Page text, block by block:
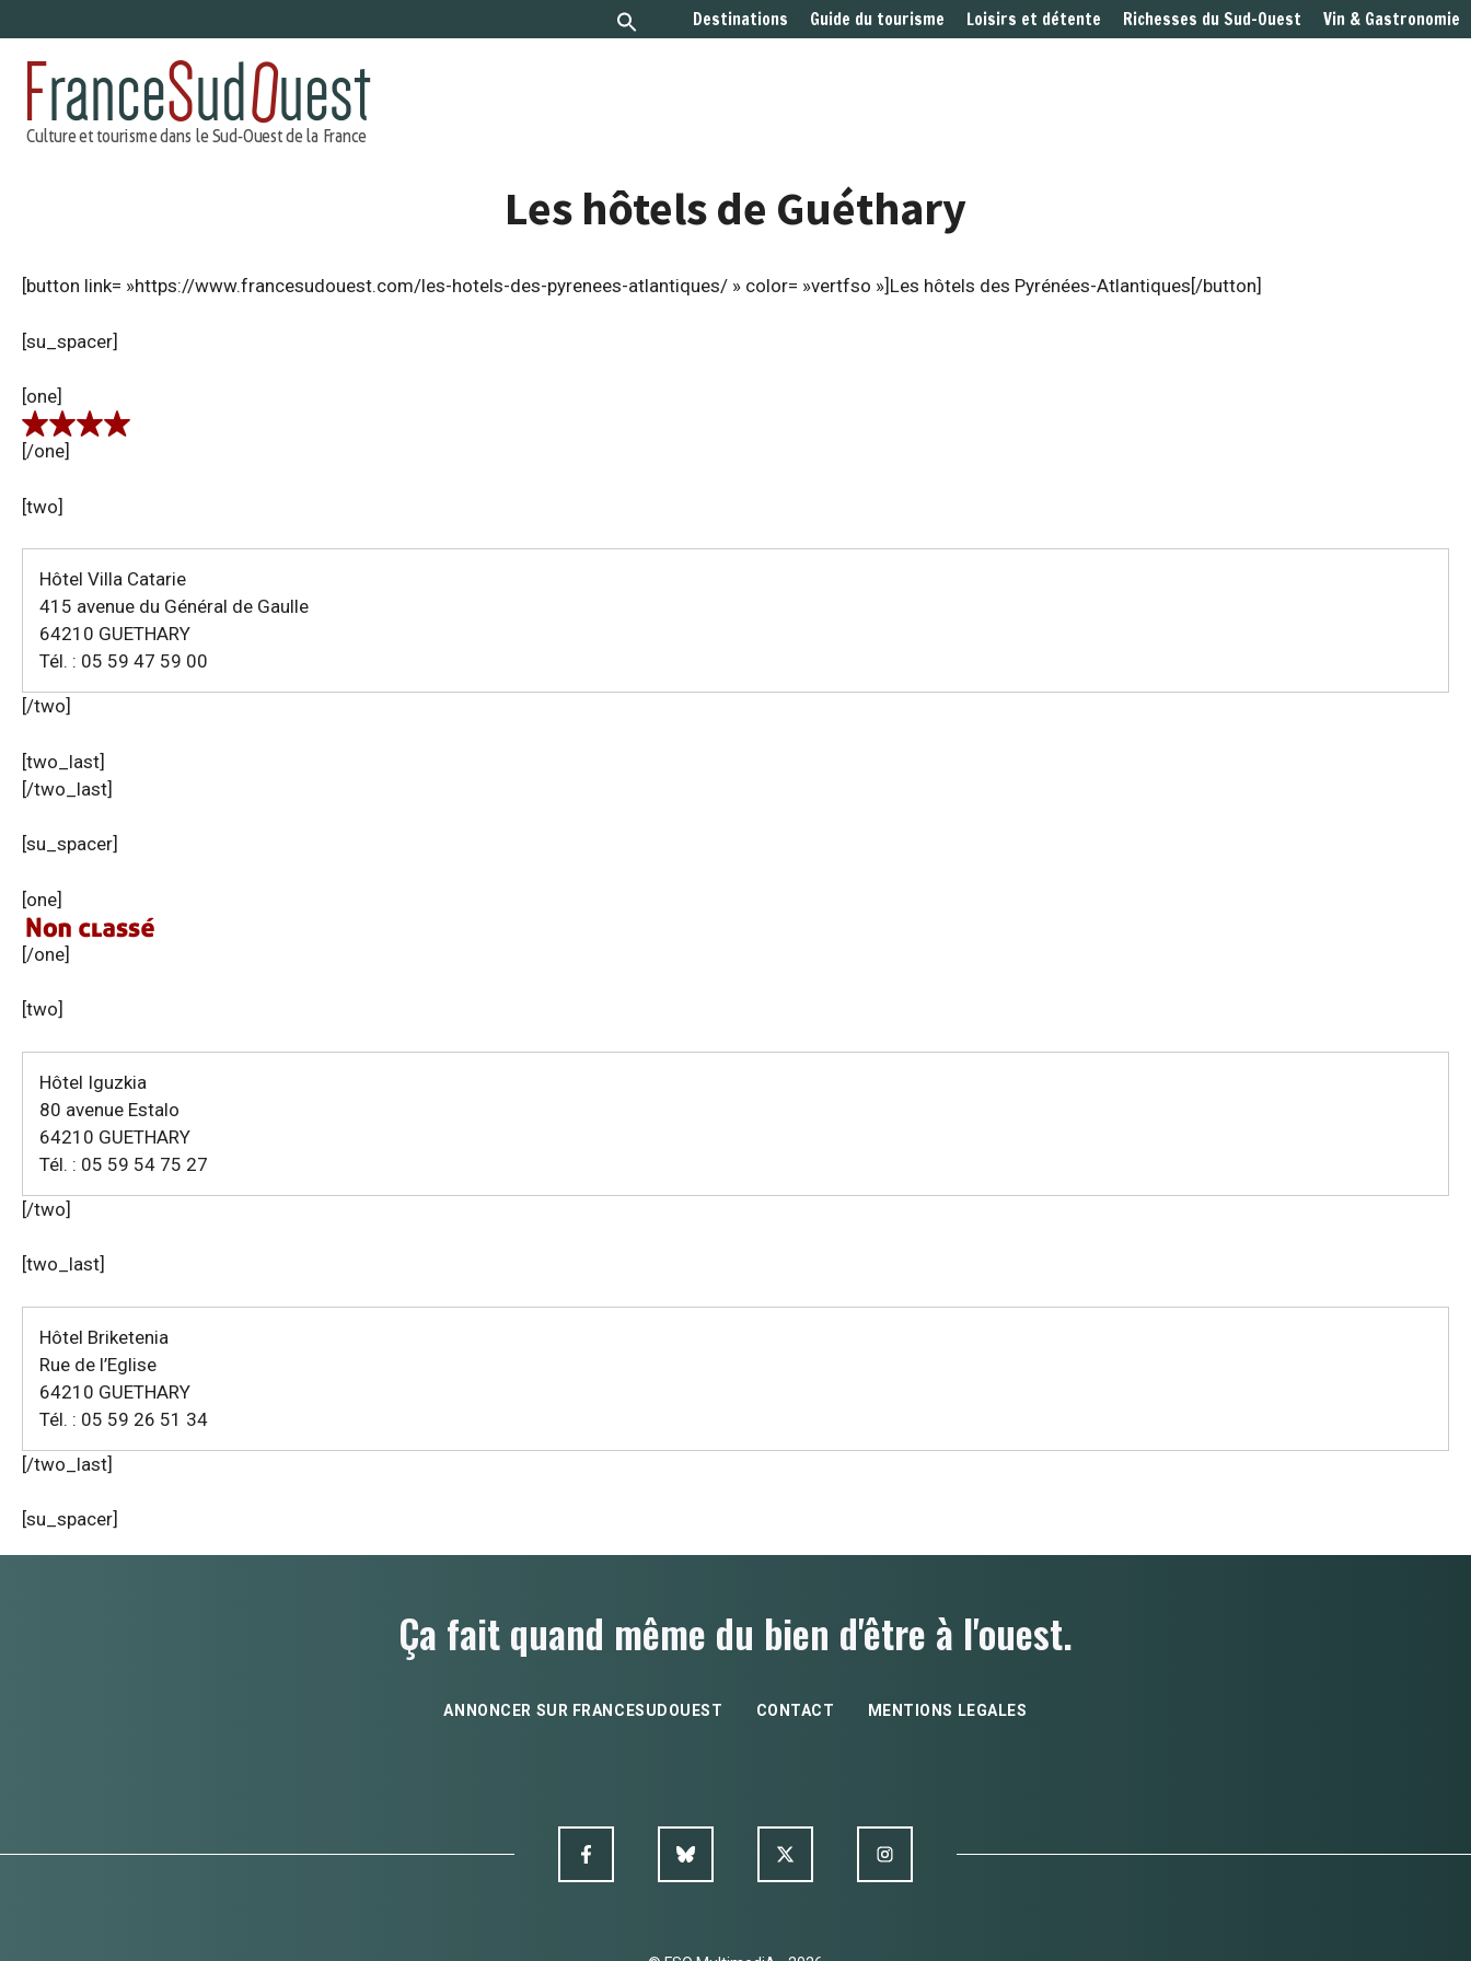
au
contenu
Destinations Guide du tourisme Loisirs et détente Richesses du Sud-Ouest Vin & Gastronomie
Les hôtels de Guéthary
[button link= »https://www.francesudouest.com/les-hotels-des-pyrenees-atlantiques/ » color= »vertfso »]Les hôtels des Pyrénées-Atlantiques[/button]
[su_spacer]
[one]
[/one]
[two]
Hôtel Villa Catarie
415 avenue du Général de Gaulle
64210 GUETHARY
Tél. : 05 59 47 59 00
[/two]
[two_last]
[/two_last]
[su_spacer]
[one]
[/one]
[two]
Hôtel Iguzkia
80 avenue Estalo
64210 GUETHARY
Tél. : 05 59 54 75 27
[/two]
[two_last]
Hôtel Briketenia
Rue de l’Eglise
64210 GUETHARY
Tél. : 05 59 26 51 34
[/two_last]
[su_spacer]
Ça fait quand même du bien d'être à l'ouest.
ANNONCER SUR FRANCESUDOUEST CONTACT MENTIONS LEGALES